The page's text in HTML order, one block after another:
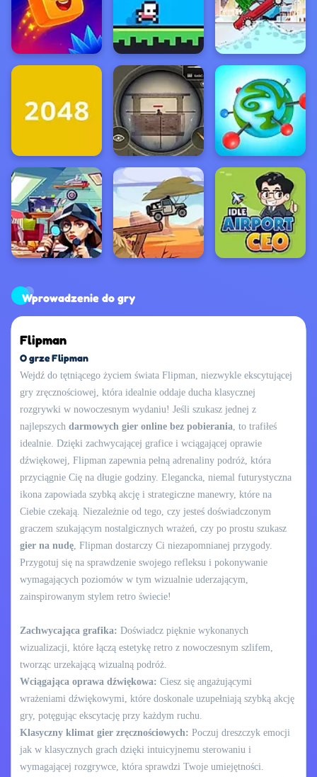
Wprowadzenie do gry
Flipman
O grze Flipman
Wejdź do tętniącego życiem świata Flipman, niezwykle ekscytującej
gry zręcznościowej, która idealnie oddaje ducha klasycznej
rozgrywki w nowoczesnym wydaniu! Jeśli szukasz jednej z
najlepszych darmowych gier online bez pobierania , to trafiłeś
idealnie. Dzięki zachwycającej grafice i wciągającej oprawie
dźwiękowej, Flipman zapewnia pełną adrenaliny podróż, która
przyciągnie Cię na długie godziny. Elegancka, niemal futurystyczna
ikona zapowiada szybką akcję i strategiczne manewry, które na
Ciebie czekają. Niezależnie od tego, czy jesteś doświadczonym
graczem szukającym nostalgicznych wrażeń, czy po prostu szukasz
gier na nudę , Flipman dostarczy Ci niezapomnianej przygody.
Przygotuj się na sprawdzenie swojego refleksu i pokonywanie
wymagających poziomów w tym wizualnie uderzającym,
zainspirowanym stylem retro świecie!
Zachwycająca grafika: Doświadcz pięknie wykonanych
wizualizacji, które łączą estetykę retro z nowoczesnym szlifem,
tworząc urzekającą wizualną podróż.
Wciągająca oprawa dźwiękowa: Ciesz się angażującymi
wrażeniami dźwiękowymi, które doskonale uzupełniają szybką akcję
gry, potęgując ekscytację przy każdym ruchu.
Klasyczny klimat gier zręcznościowych: Poczuj dreszczyk emocji
jak w klasycznych grach dzięki intuicyjnemu sterowaniu i
wymagającej rozgrywce, która sprawdzi Twoje umiejętności.